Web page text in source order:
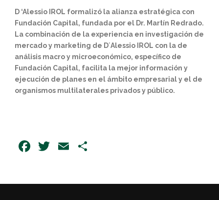
D ‘Alessio IROL formalizó la alianza estratégica con
Fundación Capital, fundada por el Dr. Martín Redrado.
La combinación de la experiencia en investigación de
mercado y marketing de D´Alessio IROL con la de
análisis macro y microeconómico, específico de
Fundación Capital, facilita la mejor información y
ejecución de planes en el ámbito empresarial y el de
organismos multilaterales privados y público.
Facebook
Twitter
Email